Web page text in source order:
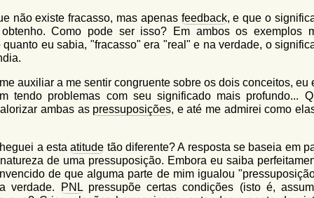
não existe fracasso, mas apenas feedback, e que o
Como pode ser isso? Em ambos os exemplos
eu sabia, "fracasso" era "real" e na verdade, o
auxiliar a me sentir congruente sobre os dois conceitos, eu
tendo problemas com seu significado mais profundo...
ambas as pressuposições, e até me admirei como
a estaatitude tão diferente? A resposta se baseia em
de uma pressuposição. Embora eu saiba
de que alguma parte de mim igualou
verdade.
PNLpressupõe certas condições (isto é,